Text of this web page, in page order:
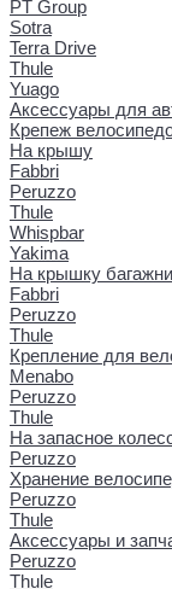
PT Group
Sotra
Terra Drive
Thule
Yuago
Аксессуары для
Крепеж
На крышу
Fabbri
Peruzzo
Thule
Whispbar
Yakima
На крышку
Fabbri
Peruzzo
Thule
Крепление для
Menabo
Peruzzo
Thule
На запасное
Peruzzo
Хранение
Peruzzo
Thule
Аксессуары и
Peruzzo
Thule